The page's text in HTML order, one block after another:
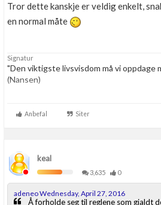
Tror dette kanskje er veldig enkelt,
en normal måte
Signatur
"Den viktigste livsvisdom må vi oppdage
(Nansen)
(gassverktøy med lav vekt), Millvaukee
Anbefal Siter
keal
3,635
0
adeneo Wednesday, April 27, 2016
Å forholde seg til reglene som gjaldt